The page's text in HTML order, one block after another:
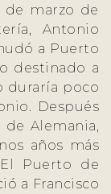
de marzo de
Antonio
a Puerto
destinado a
duraría poco
Después
Alemania,
años más
Puerto de
a Francisco